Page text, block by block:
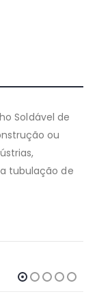
Soldável de
ou
tubulação de